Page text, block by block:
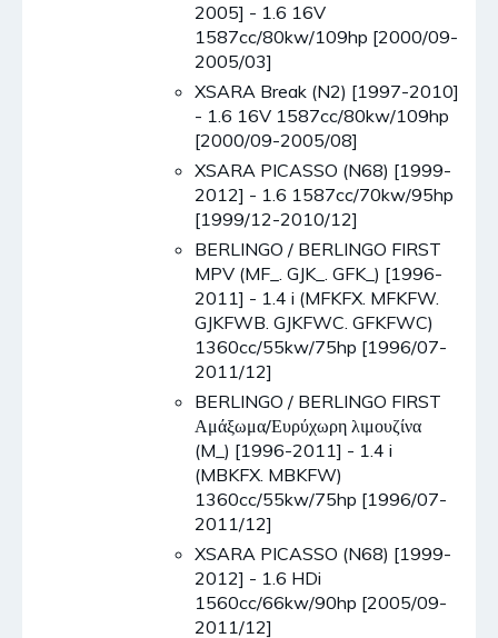
2005] - 1.6 16V
1587cc/80kw/109hp [2000/09-
2005/03]
XSARA Break (N2) [1997-2010]
- 1.6 16V 1587cc/80kw/109hp
[2000/09-2005/08]
XSARA PICASSO (N68) [1999-
2012] - 1.6 1587cc/70kw/95hp
[1999/12-2010/12]
BERLINGO / BERLINGO FIRST
MPV (MF_. GJK_. GFK_) [1996-
2011] - 1.4 i (MFKFX. MFKFW.
GJKFWB. GJKFWC. GFKFWC)
1360cc/55kw/75hp [1996/07-
2011/12]
BERLINGO / BERLINGO FIRST
Αμάξωμα/Ευρύχωρη λιμουζίνα
(M_) [1996-2011] - 1.4 i
(MBKFX. MBKFW)
1360cc/55kw/75hp [1996/07-
2011/12]
XSARA PICASSO (N68) [1999-
2012] - 1.6 HDi
1560cc/66kw/90hp [2005/09-
2011/12]